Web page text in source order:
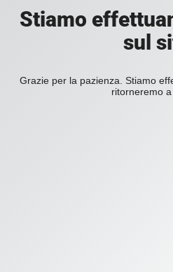
Stiamo
sul
Grazie per la pazienza. Stiamo
ritorneremo